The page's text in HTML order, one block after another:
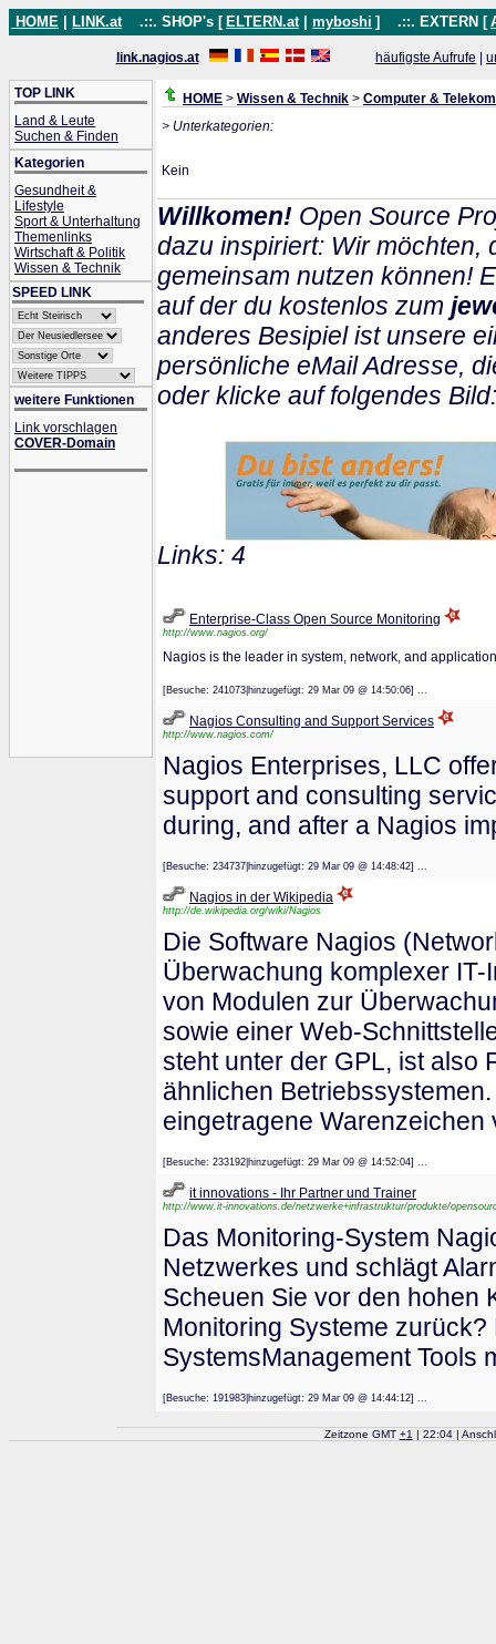
HOME LINK.at .::. SHOP's [ ELTERN.at myboshi ] .::. EXTERN [
link.nagios.at häufigste Aufrufe
TOP LINK
Land & Leute
Suchen & Finden
Kategorien
Gesundheit &
Lifestyle
Sport & Unterhaltung
Themenlinks
Wirtschaft & Politik
Wissen & Technik
SPEED LINK
weitere Funktionen
Link vorschlagen
COVER-Domain
HOME > Wissen & Technik > Computer &
> Unterkategorien:
Kein
Willkomen! Open Source
dazu inspiriert: Wir möchten,
gemeinsam nutzen können!
auf der du kostenlos zum
anderes Besipiel ist unsere
persönliche eMail Adresse,
oder klicke auf folgendes Bild:
Links: 4
Enterprise-Class Open Source Monitoring
http://www.nagios.org/
Nagios is the leader in system, network, and
[Besuche: 241073|hinzugefügt: 29 Mar 09 @ 14:50:06] ...
Nagios Consulting and Support Services
http://www.nagios.com/
Nagios Enterprises, LLC
support and consulting
during, and after a Nagios
[Besuche: 234737|hinzugefügt: 29 Mar 09 @ 14:48:42] ...
Nagios in der Wikipedia
http://de.wikipedia.org/wiki/Nagios
Die Software Nagios
Überwachung komplexer
von Modulen zur
sowie einer Web-
steht unter der GPL, ist also
ähnlichen
eingetragene Warenzeichen
[Besuche: 233192|hinzugefügt: 29 Mar 09 @ 14:52:04] ...
it innovations - Ihr Partner und Trainer
http://www.it-innovations.de/netzwerke+infrastruktur/produkte/
Das Monitoring-System
Netzwerkes und schlägt
Scheuen Sie vor den hohen
Monitoring Systeme
SystemsManagement Tools
[Besuche: 191983|hinzugefügt: 29 Mar 09 @ 14:44:12] ...
Zeitzone GMT +1 | 22:04 |